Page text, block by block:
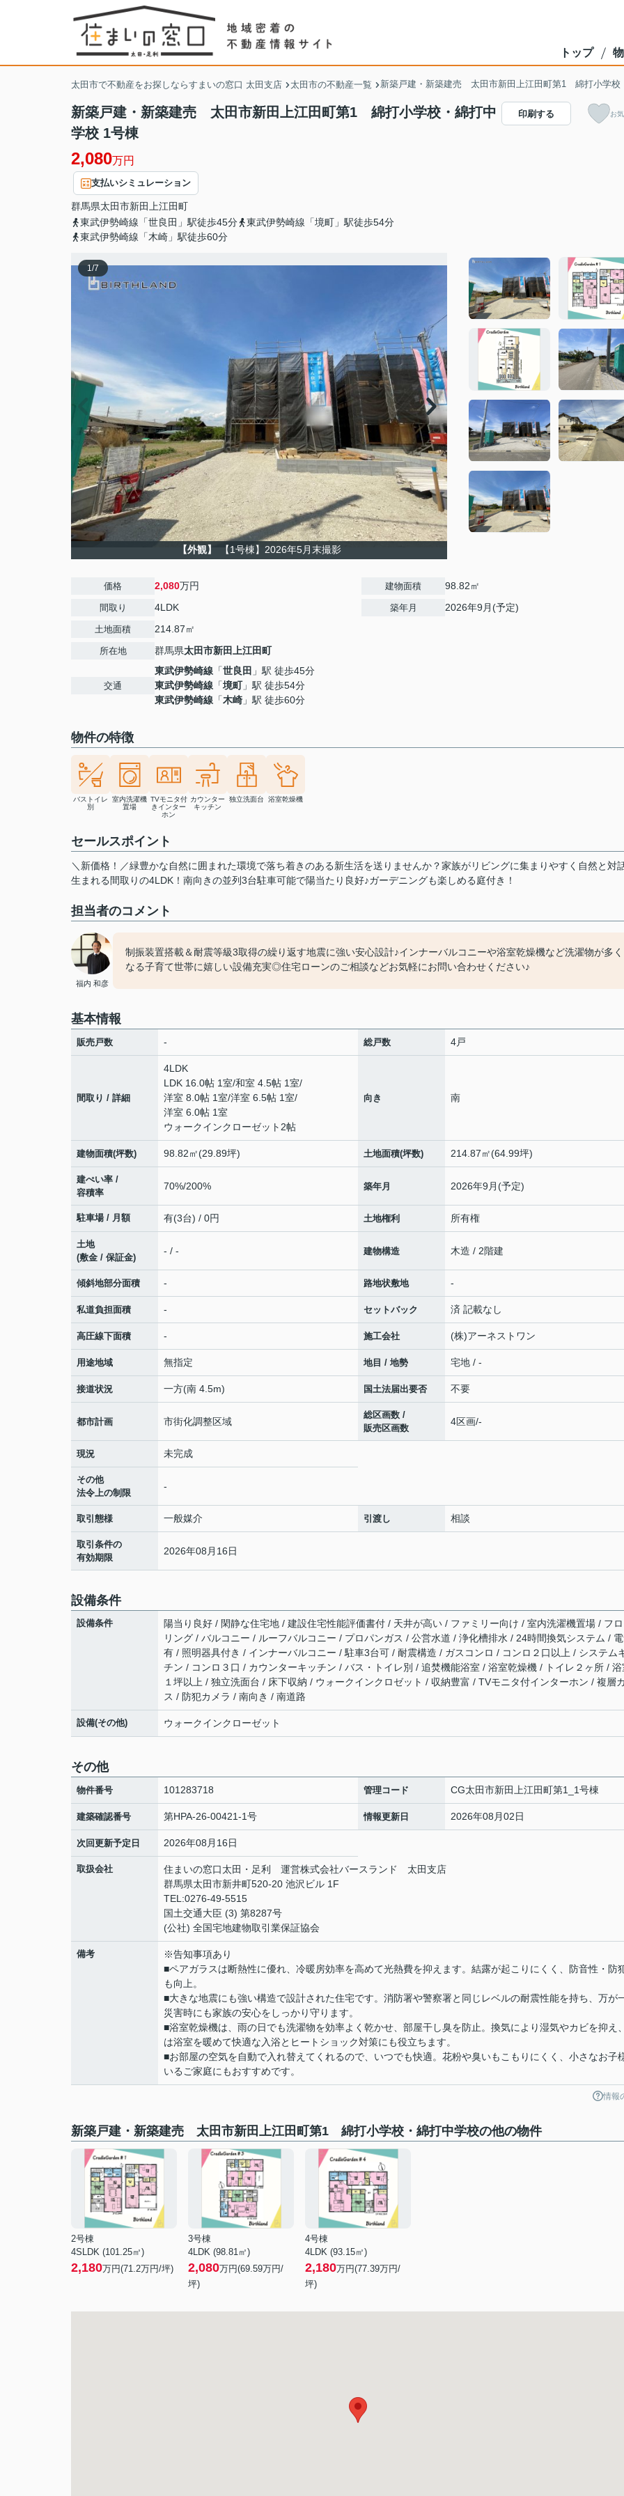
トップ
太田市で不動産をお探しならすまいの窓口 太田支店 太田市の不動産一覧 新築戸建・新築建売 太田市新田上江田町第1 綿打小学校
新築戸建・新築建売 太田市新田上江田町第1 綿打小学校・綿打中
学校 1号棟
2,080万円
支払いシミュレーション
群馬県太田市新田上江田町
東武伊勢崎線「世良田」駅徒歩45分
東武伊勢崎線「境町」駅徒歩54分
東武伊勢崎線「木崎」駅徒歩60分
印刷する お
1/7
【外観】 【1号棟】2026年5月末撮影
価格 2,080万円
間取り 4LDK
土地面積 214.87㎡
所在地 群馬県太田市新田上江田町
交通
東武伊勢崎線 「世良田 」駅 徒歩45分
東武伊勢崎線 「境町」駅 徒歩54分
東武伊勢崎線 「木崎 」駅 徒歩60分
建物面積 98.82㎡
築年月 2026年9月(予定)
物件の特徴
バストイレ
別
室内洗濯機
置場
TVモニタ付
きインター
ホン
カウンター
キッチン
独立洗面台 浴室乾燥機
セールスポイント
＼新価格！／緑豊かな自然に囲まれた環境で落ち着きのある新生活を送りませんか？家族がリビングに集まりやすく自然と対
生まれる間取りの4LDK！南向きの並列3台駐車可能で陽当たり良好♪ガーデニングも楽しめる庭付き！
担当者のコメント
福内 和彦
制振装置搭載＆耐震等級3取得の繰り返す地震に強い安心設計♪インナーバルコニーや浴室乾燥機など洗濯物が多く
なる子育て世帯に嬉しい設備充実◎住宅ローンのご相談などお気軽にお問い合わせください♪
基本情報
販売戸数 - 総戸数 4戸
間取り / 詳細
4LDK
LDK 16.0帖 1室/和室 4.5帖 1室/
洋室 8.0帖 1室/洋室 6.5帖 1室/
洋室 6.0帖 1室
ウォークインクローゼット2帖
向き 南
建物面積(坪数) 98.82㎡(29.89坪) 土地面積(坪数) 214.87㎡(64.99坪)
建ぺい率 /
容積率
70%/200% 築年月 2026年9月(予定)
駐車場 / 月額 有(3台) / 0円 土地権利 所有権
土地
(敷金 / 保証金)
- / - 建物構造 木造 / 2階建
傾斜地部分面積 - 路地状敷地 -
私道負担面積 - セットバック 済 記載なし
高圧線下面積 - 施工会社 (株)アーネストワン
用途地域 無指定 地目 / 地勢 宅地 / -
接道状況 一方(南 4.5m) 国土法届出要否 不要
都市計画 市街化調整区域
総区画数 /
販売区画数
4区画/-
現況 未完成
その他
法令上の制限
-
取引態様 一般媒介 引渡し 相談
取引条件の
有効期限
2026年08月16日
設備条件
設備条件
陽当り良好 / 閑静な住宅地 / 建設住宅性能評価書付 / 天井が高い / ファミリー向け / 室内洗濯機置場 / フ
リング / バルコニー / ルーフバルコニー / プロパンガス / 公営水道 / 浄化槽排水 / 24時間換気システム /
有 / 照明器具付き / インナーバルコニー / 駐車3台可 / 耐震構造 / ガスコンロ / コンロ２口以上 / システム
チン / コンロ３口 / カウンターキッチン / バス・トイレ別 / 追焚機能浴室 / 浴室乾燥機 / トイレ２ヶ所 / 浴
１坪以上 / 独立洗面台 / 床下収納 / ウォークインクロゼット / 収納豊富 / TVモニタ付インターホン / 複層
ス / 防犯カメラ / 南向き / 南道路
設備(その他) ウォークインクローゼット
その他
物件番号 101283718 管理コード CG太田市新田上江田町第1_1号棟
建築確認番号 第HPA-26-00421-1号 情報更新日 2026年08月02日
次回更新予定日 2026年08月16日
取扱会社
住まいの窓口太田・足利 運営株式会社バースランド 太田支店
群馬県太田市新井町520-20 池沢ビル 1F
TEL:0276-49-5515
国土交通大臣 (3) 第8287号
(公社) 全国宅地建物取引業保証協会
備考
※告知事項あり
■ペアガラスは断熱性に優れ、冷暖房効率を高めて光熱費を抑えます。結露が起こりにくく、防音性・防
も向上。
■大きな地震にも強い構造で設計された住宅です。消防署や警察署と同じレベルの耐震性能を持ち、万が
災害時にも家族の安心をしっかり守ります。
■浴室乾燥機は、雨の日でも洗濯物を効率よく乾かせ、部屋干し臭を防止。換気により湿気やカビを抑え
は浴室を暖めて快適な入浴とヒートショック対策にも役立ちます。
■お部屋の空気を自動で入れ替えてくれるので、いつでも快適。花粉や臭いもこもりにくく、小さなお子
いるご家庭にもおすすめです。
情報
新築戸建・新築建売 太田市新田上江田町第1 綿打小学校・綿打中学校の他の物件
2号棟
4SLDK (101.25㎡)
2,180万円(71.2万円/坪)
3号棟
4LDK (98.81㎡)
2,080万円(69.59万円/
坪)
4号棟
4LDK (93.15㎡)
2,180万円(77.39万円/
坪)